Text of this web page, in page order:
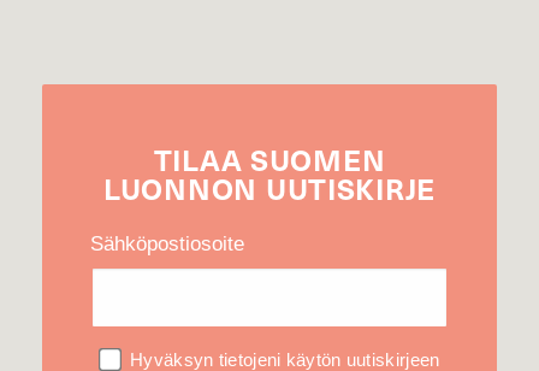
TILAA SUOMEN
LUONNON UUTIS­KIRJE
Sähköpostiosoite
Hyväksyn tietojeni käytön uutiskirjeen